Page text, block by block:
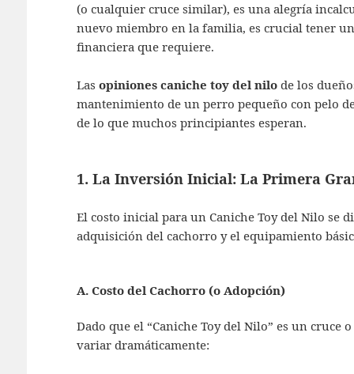
(o cualquier cruce similar), es una alegría
nuevo miembro en la familia, es crucial tener
financiera que requiere.
Las opiniones caniche toy del nilode los
mantenimiento de un perro pequeño con pelo
de lo que muchos principiantes esperan.
1. La Inversión Inicial: La Primera
El costo inicial para un Caniche Toy del Nilo se
adquisición del cachorro y el equipamiento
A. Costo del Cachorro (o Adopción)
Dado que el “Caniche Toy del Nilo” es un
variar dramáticamente: